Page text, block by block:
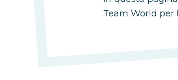
Team World